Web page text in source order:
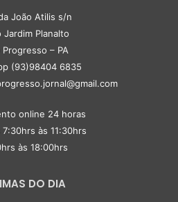
João Atilis s/n
Jardim Planalto
Progresso – PA
(93)98404 6835
online 24 horas
7:30hrs às 11:30hrs
às 18:00hrs
DO DIA